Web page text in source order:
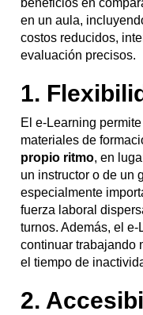
beneficios en
en un aula,
costos reducidos,
evaluación precisos.
1.
El e-Learning
materiales de
propio ritmo, en
un instructor o de un
especialmente
fuerza laboral
turnos. Además, el
continuar trabajando
el tiempo de
2.